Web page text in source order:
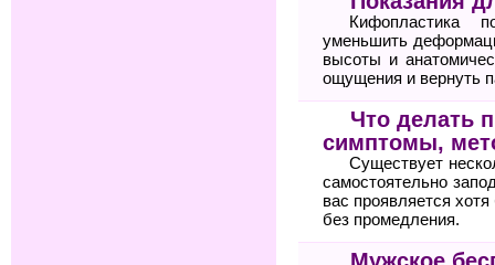
Кифопластика
уменьшить
высоты и
ощущения и вернуть
Что делать
симптомы,
Существует
самостоятельно
вас проявляется
без промедления.